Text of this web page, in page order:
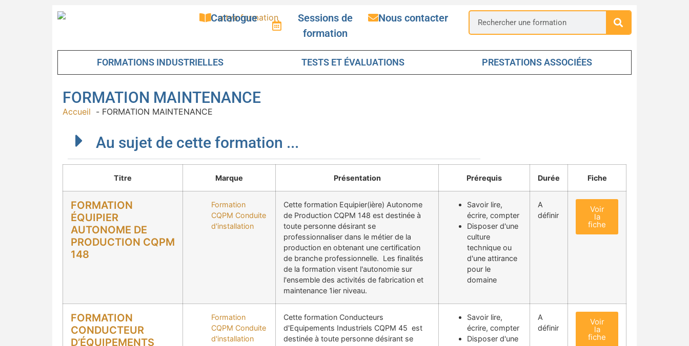
Catalogue
Sessions de
formation
Nous contacter
FORMATIONS INDUSTRIELLES TESTS ET ÉVALUATIONS PRESTATIONS ASSOCIÉES
FORMATION MAINTENANCE
Accueil FORMATION MAINTENANCE
Au sujet de cette formation ...
Titre Marque Présentation Prérequis Durée Fiche
FORMATION
ÉQUIPIER
AUTONOME DE
PRODUCTION CQPM
148
Formation
CQPM Conduite
d'installation
Cette formation Equipier(ière) Autonome
de Production CQPM 148 est destinée à
toute personne désirant se
professionnaliser dans le métier de la
production en obtenant une certification
de branche professionnelle. Les finalités
de la formation visent l'autonomie sur
l'ensemble des activités de fabrication et
maintenance 1ier niveau.
Savoir lire,
écrire, compter
Disposer d'une
culture
technique ou
d'une attirance
pour le
domaine
A
définir
Voir
la
fiche
FORMATION
CONDUCTEUR
D’ÉQUIPEMENTS
Formation
CQPM Conduite
d'installation
Cette formation Conducteurs
d'Equipements Industriels CQPM 45 est
destinée à toute personne désirant se
Savoir lire,
écrire, compter
Disposer d'une
A
définir
Voir
la
fiche